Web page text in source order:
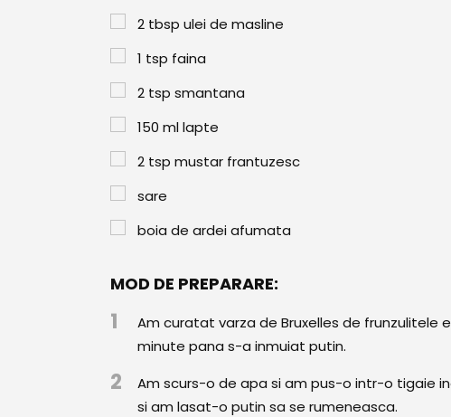
2 tbsp ulei de masline
1 tsp faina
2 tsp smantana
150 mllapte
2 tsp mustar frantuzesc
sare
boia de ardei afumata
MOD DE PREPARARE:
1
Am curatat varza de Bruxelles de
minute pana s-a inmuiat putin.
2
Am scurs-o de apa si am pus-o intr-o tigaie
si am lasat-o putin sa se rumeneasca.